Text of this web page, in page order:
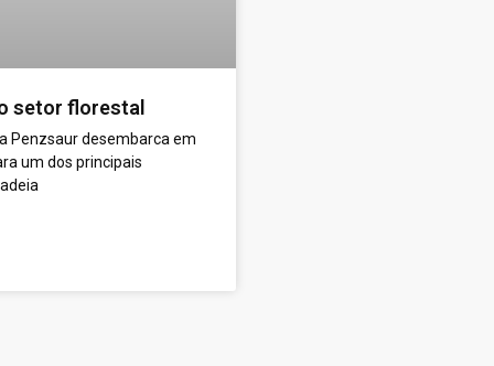
setor florestal
Penzsaur desembarca em
um dos principais